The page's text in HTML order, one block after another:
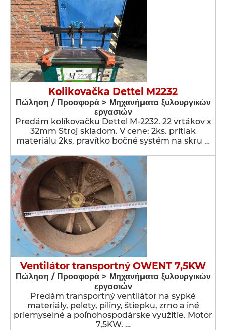
Kolikovačka Dettel M2232
Πώληση / Προσφορά > Μηχανήματα ξυλουργικών
εργασιών
Predám kolíkovačku Dettel M-2232. 22 vrtákov x
32mm Stroj skladom. V cene: 2ks. prítlak
materiálu 2ks. pravítko bočné systém na skru …
Ventilátor transportný OWENT 7,5KW
Πώληση / Προσφορά > Μηχανήματα ξυλουργικών
εργασιών
Predám transportný ventilátor na sypké
materiály, pelety, piliny, štiepku, zrno a iné
priemyselné a poľnohospodárske využitie. Motor
7,5KW. …